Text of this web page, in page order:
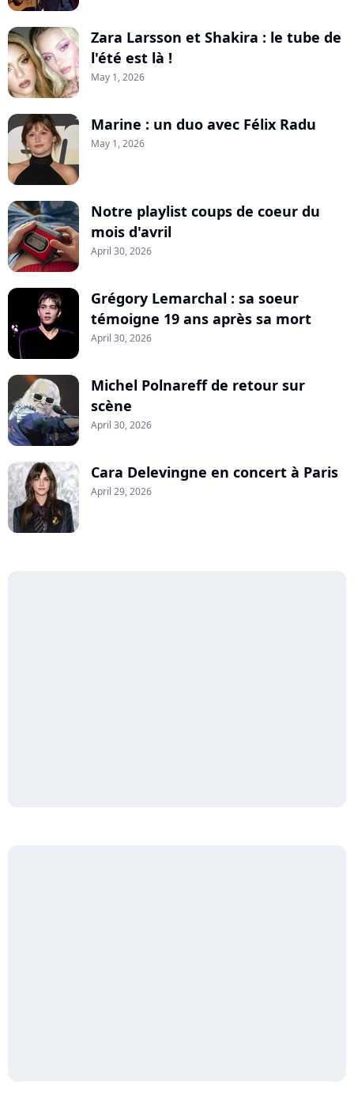
Zara Larsson et Shakira : le tube de
l'été est là !
May 1, 2026
Marine : un duo avec Félix Radu
May 1, 2026
Notre playlist coups de coeur du
mois d'avril
April 30, 2026
Grégory Lemarchal : sa soeur
témoigne 19 ans après sa mort
April 30, 2026
Michel Polnareff de retour sur
scène
April 30, 2026
Cara Delevingne en concert à Paris
April 29, 2026